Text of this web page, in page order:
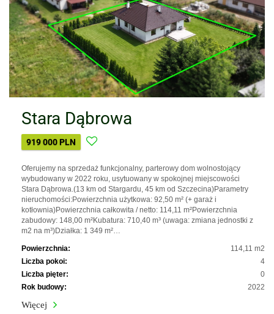
Stara Dąbrowa
919 000 PLN
Oferujemy na sprzedaż funkcjonalny, parterowy dom wolnostojący
wybudowany w 2022 roku, usytuowany w spokojnej miejscowości
Stara Dąbrowa.(13 km od Stargardu, 45 km od Szczecina)Parametry
nieruchomości:Powierzchnia użytkowa: 92,50 m² (+ garaż i
kotłownia)Powierzchnia całkowita / netto: 114,11 m²Powierzchnia
zabudowy: 148,00 m²Kubatura: 710,40 m³ (uwaga: zmiana jednostki z
m2 na m³)Działka: 1 349 m²…
Powierzchnia:
114,11 m2
Liczba pokoi:
4
Liczba pięter:
0
Rok budowy:
2022
Więcej